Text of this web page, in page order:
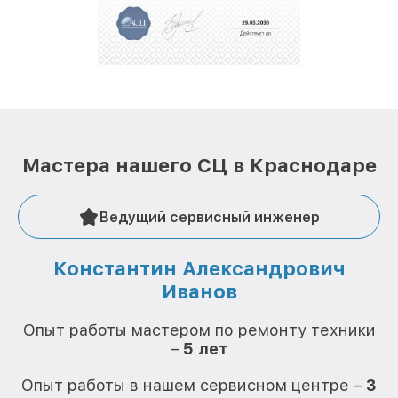
положительные отзывы и обрели отличную
репутацию. Мы постоянно совершенствуемся и
Мастера нашего СЦ в Краснодаре
Ведущий сервисный инженер
Константин Александрович
Иванов
Опыт работы мастером по ремонту техники
– 5 лет
Опыт работы в нашем сервисном центре – 3